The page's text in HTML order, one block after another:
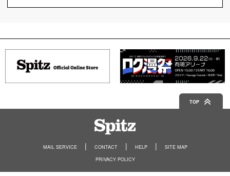
TOP
MAIL SERVICE CONTACT HELP
SITE MAP
PRIVACY POLICY